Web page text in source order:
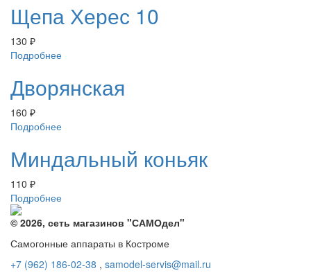
Щепа Херес 10
130 ₽
Подробнее
Дворянская
160 ₽
Подробнее
Миндальный коньяк
110 ₽
Подробнее
© 2026, сеть магазинов "САМОдел"
Самогонные аппараты в Костроме
+7 (962) 186-02-38 , samodel-servis@mail.ru